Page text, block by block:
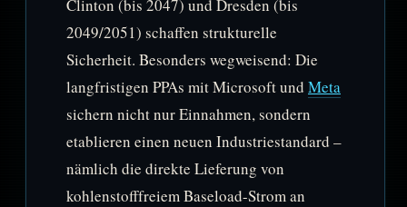
Clinton (bis 2047) und Dresden (bis
2049/2051) schaffen strukturelle
Sicherheit. Besonders wegweisend: Die
langfristigen PPAs mit Microsoft und Meta
sichern nicht nur Einnahmen, sondern
etablieren einen neuen Industriestandard –
nämlich die direkte Lieferung von
kohlenstofffreiem Baseload-Strom an